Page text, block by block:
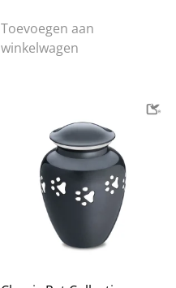
Toevoegen aan
winkelwagen